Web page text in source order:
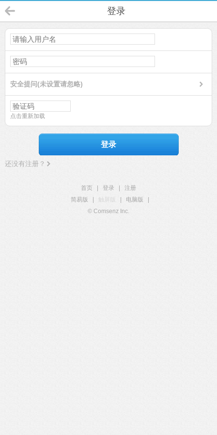
登录
安全提问(未设置请忽略)
点击重新加载
登录
还没有注册？
首页 登录
注册
简易版
触屏版 电脑版
© Comsenz Inc.